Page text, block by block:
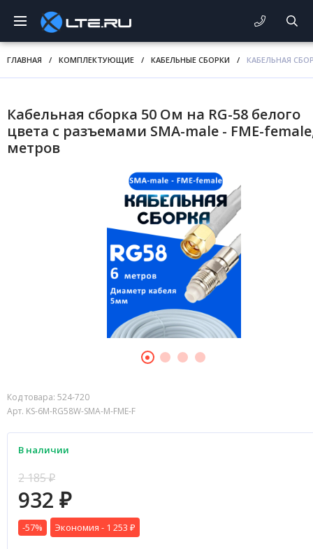
ГЛАВНАЯ / КОМПЛЕКТУЮЩИЕ / КАБЕЛЬНЫЕ СБОРКИ / КАБЕЛЬНАЯ
Кабельная сборка 50 Ом на RG-58 белого
цвета с разъемами SMA-male - FME-
метров
Код товара: 524-720
Арт. KS-6M-RG58W-SMA-M-FME-F
В наличии
2 185₽
932 ₽
-57% Экономия - 1 253 ₽